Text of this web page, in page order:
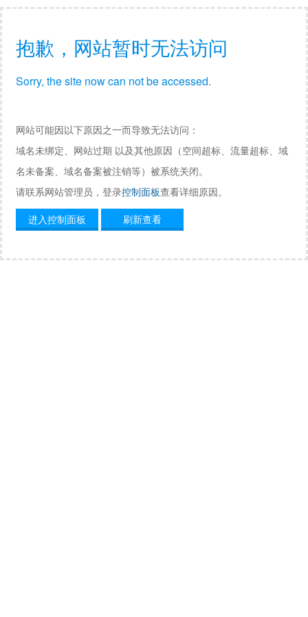
抱歉，网站暂时无法访问
Sorry, the site now can not be accessed.
网站可能因以下原因之一而导致无法访问：
域名未绑定、网站过期 以及其他原因（空间超标、流量超标、域
名未备案、域名备案被注销等）被系统关闭。
请联系网站管理员，登录控制面板查看详细原因。
进入控制面板
刷新查看